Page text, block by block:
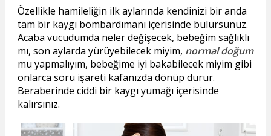
Özellikle hamileliğin ilk aylarında kendinizi bir anda
tam bir kaygı bombardımanı içerisinde bulursunuz.
Acaba vücudumda neler değişecek, bebeğim sağlıklı
mı, son aylarda yürüyebilecek miyim, normal doğum
mu yapmalıyım, bebeğime iyi bakabilecek miyim gibi
onlarca soru işareti kafanızda dönüp durur.
Beraberinde ciddi bir kaygı yumağı içerisinde
kalırsınız.